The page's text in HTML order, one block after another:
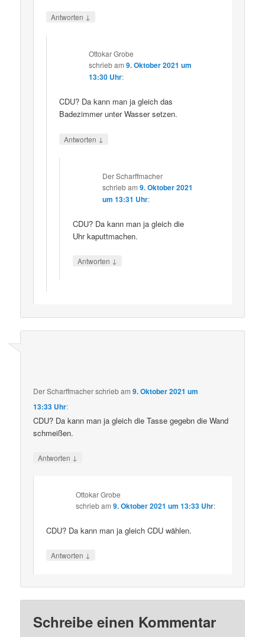
Antworten ↓
Ottokar Grobe
schriebam9. Oktober 2021 um
13:30 Uhr:
CDU? Da kann man ja gleich das
Badezimmer unter Wasser setzen.
Antworten ↓
Der Scharffmacher
schriebam 9. Oktober 2021
um 13:31 Uhr:
CDU? Da kann man ja gleich die
Uhr kaputtmachen.
Antworten ↓
Der Scharffmacherschriebam9. Oktober 2021 um
13:33 Uhr:
CDU? Da kann man ja gleich die Tasse gegebn die Wand
schmeißen.
Antworten ↓
Ottokar Grobe
schriebam9. Oktober 2021 um 13:33 Uhr:
CDU? Da kann man ja gleich CDU wählen.
Antworten ↓
Schreibe einen Kommentar